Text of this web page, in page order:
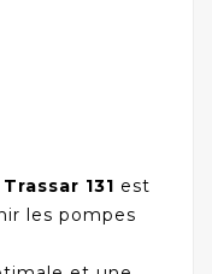
131 est
les pompes